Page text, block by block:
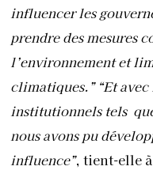
influencer les
prendre des mesures
l’environnement et
climatiques.” “Et
institutionnels tels
nous avons pu
influence”, tient-elle